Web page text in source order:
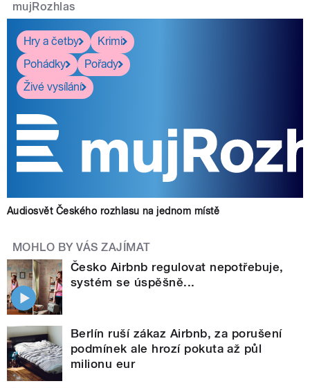
mujRozhlas
Hry a četby
Krimi
Pohádky
Pořady
Živé vysílání
Audiosvět Českého rozhlasu na jednom místě
MOHLO BY VÁS ZAJÍMAT
Česko Airbnb regulovat nepotřebuje,
systém se úspěšně...
Berlín ruší zákaz Airbnb, za porušení
podmínek ale hrozí pokuta až půl
milionu eur